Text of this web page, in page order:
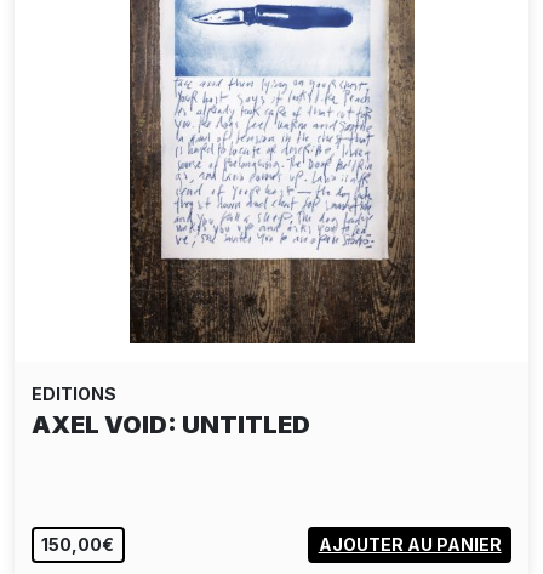
EDITIONS
MARTIN SALAJKA: KYTICE
150,00€ AJOUTER AU PANIER